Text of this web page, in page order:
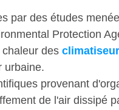
par des études
Protection
des
urbaine.
provenant
de l'air dissipé